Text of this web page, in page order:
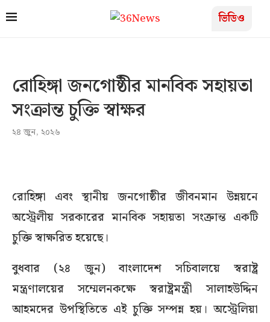
ভিডিও
রোহিঙ্গা জনগোষ্ঠীর মানবিক সহায়তা
সংক্রান্ত চুক্তি স্বাক্ষর
২৪ জুন, ২০২৬
রোহিঙ্গা এবং স্থানীয় জনগোষ্ঠীর জীবনমান উন্নয়নে
অস্ট্রেলীয় সরকারের মানবিক সহায়তা সংক্রান্ত একটি
চুক্তি স্বাক্ষরিত হয়েছে।
বুধবার (২৪ জুন) বাংলাদেশ সচিবালয়ে স্বরাষ্ট্র
মন্ত্রণালয়ের সম্মেলনকক্ষে স্বরাষ্ট্রমন্ত্রী সালাহউদ্দিন
আহমদের উপস্থিতিতে এই চুক্তি সম্পন্ন হয়। অস্ট্রেলিয়া